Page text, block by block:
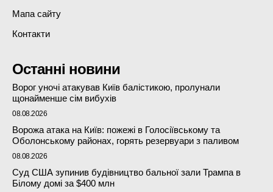
Мапа сайту
Контакти
Останні новини
Ворог уночі атакував Київ балістикою, пролунали
щонайменше сім вибухів
08.08.2026
Ворожа атака на Київ: пожежі в Голосіївському та
Оболонському районах, горять резервуари з паливом
08.08.2026
Суд США зупинив будівництво бальної зали Трампа в
Білому домі за $400 млн